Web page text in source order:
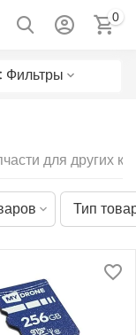
0
Фильтры
для других
Тип